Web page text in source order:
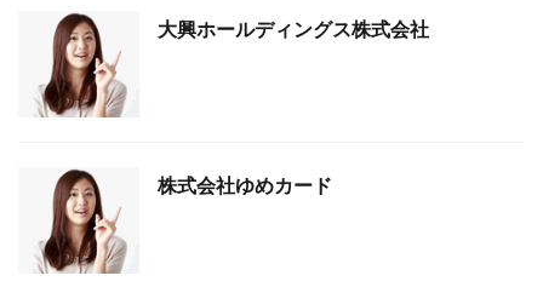
大興ホールディングス株式会社
株式会社ゆめカード